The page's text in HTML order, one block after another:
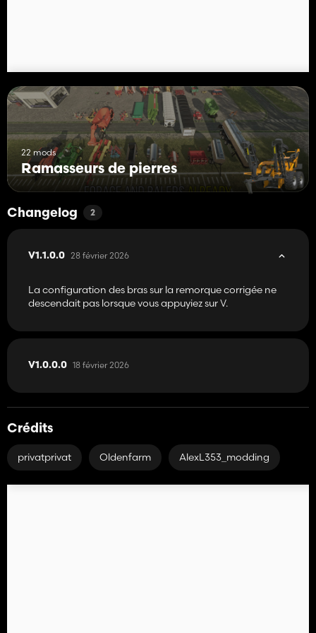
22 mods
Ramasseurs de pierres
Changelog 2
V1.1.0.0 28 février 2026
La configuration des bras sur la remorque corrigée ne
descendait pas lorsque vous appuyiez sur V.
V1.0.0.0 18 février 2026
Crédits
privatprivat Oldenfarm AlexL353_modding